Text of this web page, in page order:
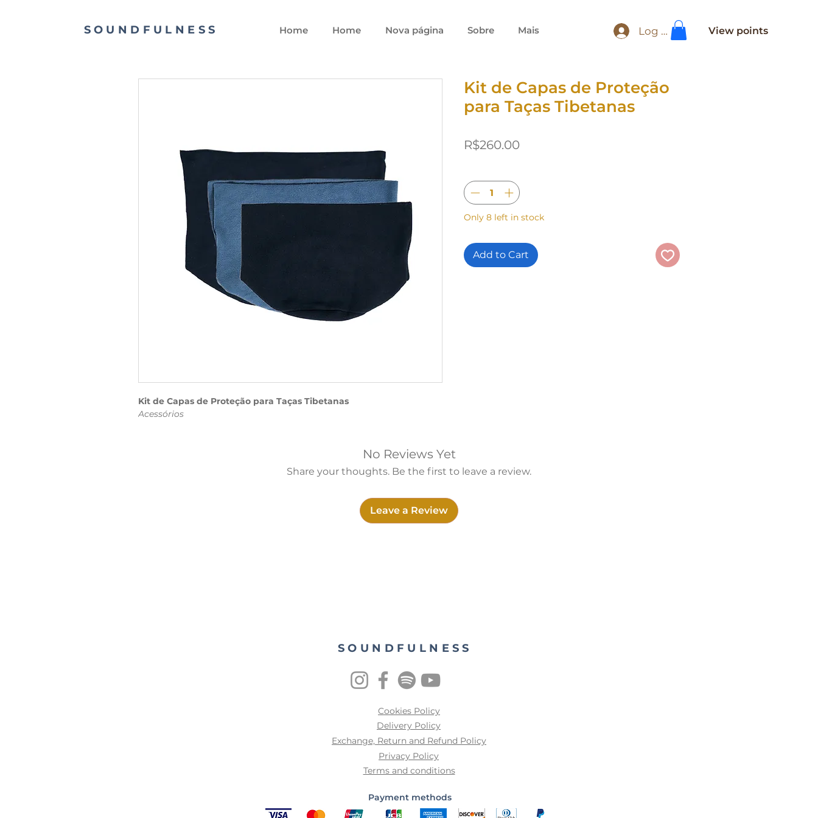
SOUNDFULNESS Home Home Nova página Sobre Mais Log In View points
Kit de Capas de Proteção para Taças Tibetanas
Acessórios
Protegem contra poeira, umidade e danos físicos durante
Kit de Capas de Proteção
para Taças Tibetanas
R$260.00Price
Only 8 left in stock
Add to Cart
No Reviews Yet
Share your thoughts. Be the first to leave a review.
Leave a Review
SOUNDFULNESS
Cookies Policy
Delivery Policy
Exchange, Return and Refund Policy
Privacy Policy
Terms and conditions
Payment methods